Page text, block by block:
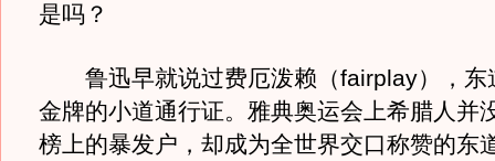
是吗？
鲁迅早就说过费厄泼赖（fairplay），东
金牌的小道通行证。雅典奥运会上希腊人并
榜上的暴发户，却成为全世界交口称赞的东